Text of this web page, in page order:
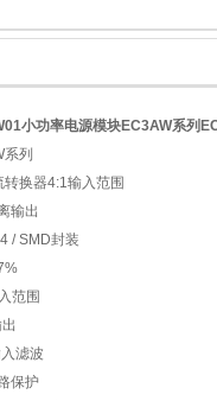
小功率电源模块EC3AW系列
系列
转换器4:1输入范围
输出
/ SMD封装
范围
滤波
保护